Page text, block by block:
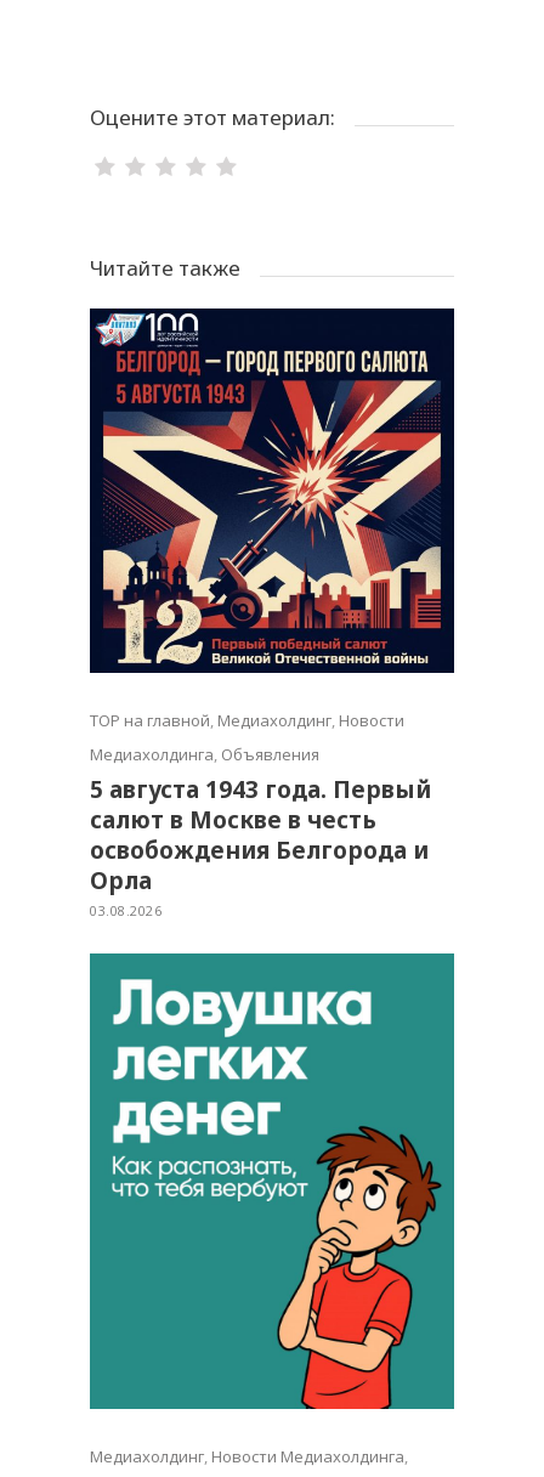
Оцените этот материал:
Читайте также
TOP на главной, Медиахолдинг, Новости
Медиахолдинга, Объявления
5 августа 1943 года. Первый
салют в Москве в честь
освобождения Белгорода и
Орла
03.08.2026
Медиахолдинг, Новости Медиахолдинга,